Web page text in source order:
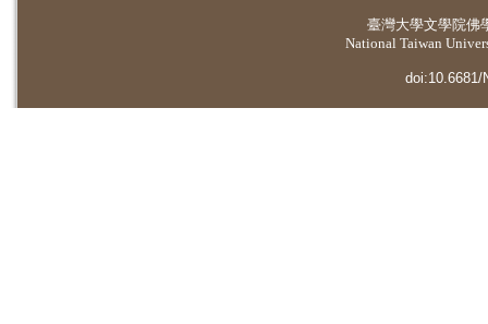
臺灣大學文學院佛
National Taiwan
doi:10.6681/